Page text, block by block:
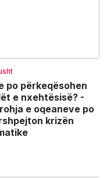
po përkeqësohen
e nxehtësisë? -
e oqeaneve po
krizën